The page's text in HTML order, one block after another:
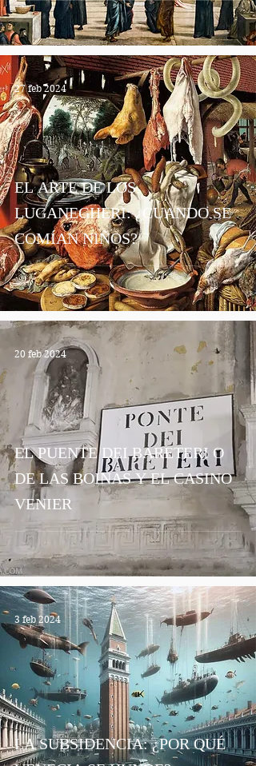
EL ARTE DE LOS
LUGANEGHERI: ¿CUANDO SE
COMÍAN NIÑOS?
27 feb 2024
EL PUENTE DEI BARETERI O
DE LAS BOINAS Y EL CASINO
VENIER
20 feb 2024
LA SUBSIDENCIA: ¿POR QUÉ
3 feb 2024